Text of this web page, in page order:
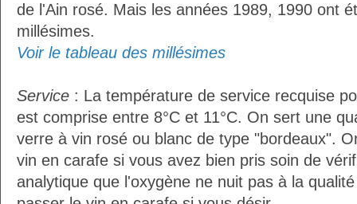
de l'Ain rosé. Mais les années 1989, 1990 ont
millésimes.
Voir le tableau des millésimes
Service : La température de service recquise
est comprise entre 8°C et 11°C. On sert une
verre à vin rosé ou blanc de type "bordeaux".
vin en carafe si vous avez bien pris soin de
analytique que l'oxygène ne nuit pas à la